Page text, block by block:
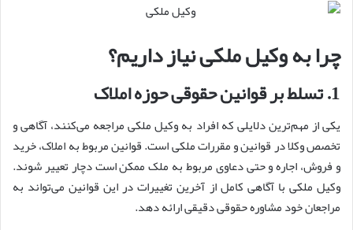
چرا به وکیل ملکی نیاز داریم؟
1. تسلط بر قوانین حقوقی حوزه املاک
یکی از مهم‌ترین دلایلی که افراد به وکیل ملکی مراجعه می‌کنند، آگاهی و
تخصص وکلا در قوانین و مقررات ملکی است. قوانین مربوط به املاک، خرید
و فروش، اجاره و حتی دعاوی مربوط به ملک ممکن است دچار تعییر شوند.
وکیل ملکی با آگاهی کامل از آخرین تغییرات در این قوانین می‌تواند به
مراجعان خود مشاوره حقوقی دقیقی ارائه دهد.